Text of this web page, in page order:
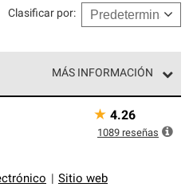
Clasificar por:
MÁS INFORMACIÓN
superior de nuestra red
estrictos de
Sitio web
★ 4.26
1089 reseñas